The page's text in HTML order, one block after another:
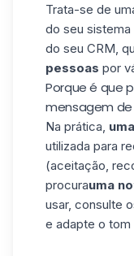
Trata-se de
do seu sistema
do seu CRM ,
pessoas por
Porque é que
mensagem
Na prática,
utilizada para
(aceitação,
procurauma
usar, consulte
e adapte o tom